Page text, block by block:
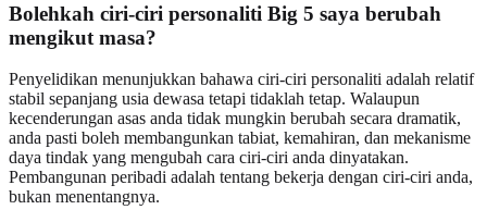
Bolehkah ciri-ciri personaliti Big 5 saya berubah
mengikut masa?
Penyelidikan menunjukkan bahawa ciri-ciri personaliti adalah relatif
stabil sepanjang usia dewasa tetapi tidaklah tetap. Walaupun
kecenderungan asas anda tidak mungkin berubah secara dramatik,
anda pasti boleh membangunkan tabiat, kemahiran, dan mekanisme
daya tindak yang mengubah cara ciri-ciri anda dinyatakan.
Pembangunan peribadi adalah tentang bekerja dengan ciri-ciri anda,
bukan menentangnya.